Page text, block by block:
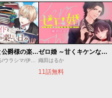
万能メイドと公爵様の楽しい日々
佐倉涼/内田ぱる/ウラシマ/伊藤テリヤキ
ゼロ婚 ～甘くキケンな極秘任務～
織田はるか
11話無料